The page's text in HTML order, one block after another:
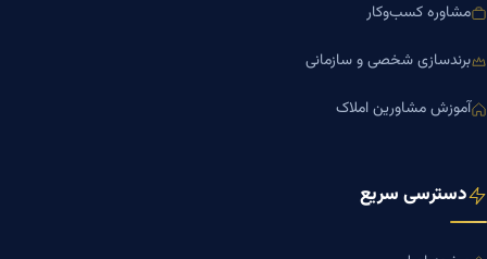
مشاوره کسب‌وکار
برندسازی شخصی و سازمانی
آموزش مشاورین املاک
دسترسی سریع